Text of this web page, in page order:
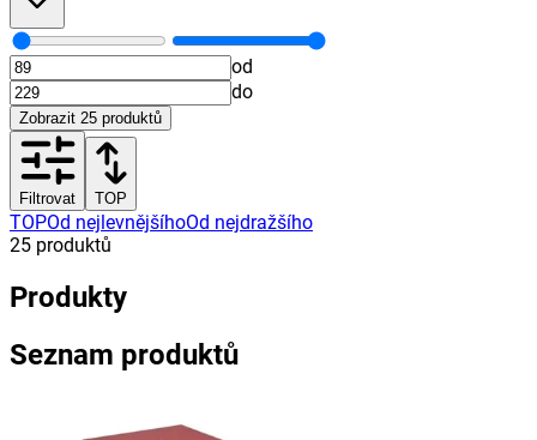
od
do
Zobrazit 25 produktů
Filtrovat TOP
TOPOd nejlevnějšíhoOd nejdražšího
25 produktů
Produkty
Seznam produktů